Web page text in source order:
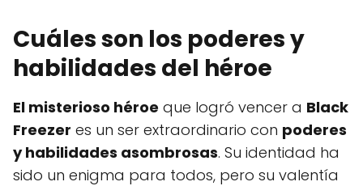
Cuáles son los poderes y
habilidades del héroe
El misterioso héroe que logró vencer a Black
Freezer es un ser extraordinario con poderes
y habilidades asombrosas. Su identidad ha
sido un enigma para todos, pero su valentía